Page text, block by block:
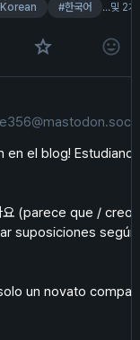
#한국어 …및 2개
en el blog!
(parece que / creo
suposiciones según
un novato